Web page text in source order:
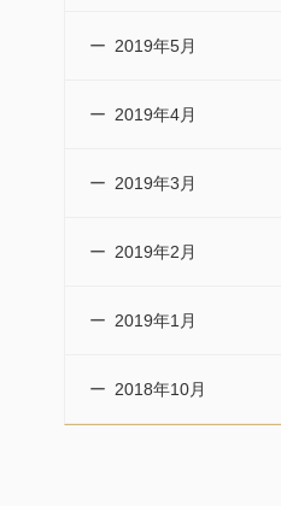
2019年5月
2019年4月
2019年3月
2019年2月
2019年1月
2018年10月